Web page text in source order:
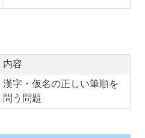
内容
漢字・仮名の正しい筆順を
問う問題